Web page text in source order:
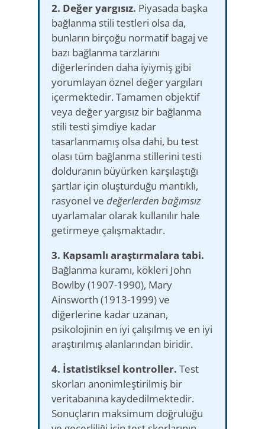
2. Değer yargısız. Piyasada başka
bağlanma stili testleri olsa da,
bunların birçoğu normatif bagaj ve
bazı bağlanma tarzlarını
diğerlerinden daha iyiymiş gibi
yorumlayan öznel değer yargıları
içermektedir. Tamamen objektif
veya değer yargısız bir bağlanma
stili testi şimdiye kadar
tasarlanmamış olsa dahi, bu test
olası tüm bağlanma stillerini testi
dolduranın büyürken karşılaştığı
şartlar için oluşturduğu mantıklı,
rasyonel ve değerlerden bağımsız
uyarlamalar olarak kullanılır hale
getirmeye çalışmaktadır.
3. Kapsamlı araştırmalara tabi.
Bağlanma kuramı, kökleri John
Bowlby (1907-1990), Mary
Ainsworth (1913-1999) ve
diğerlerine kadar uzanan,
psikolojinin en iyi çalışılmış ve en iyi
araştırılmış alanlarından biridir.
4. İstatistiksel kontroller. Test
skorları anonimleştirilmiş bir
veritabanına kaydedilmektedir.
Sonuçların maksimum doğruluğu